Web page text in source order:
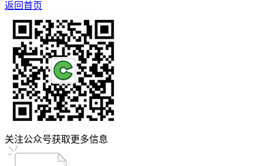
返回首页
关注公众号获取更多信息